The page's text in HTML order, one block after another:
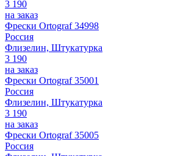
3 190
на заказ
Фрески Ortograf 34998
Россия
Флизелин, Штукатурка
3 190
на заказ
Фрески Ortograf 35001
Россия
Флизелин, Штукатурка
3 190
на заказ
Фрески Ortograf 35005
Россия